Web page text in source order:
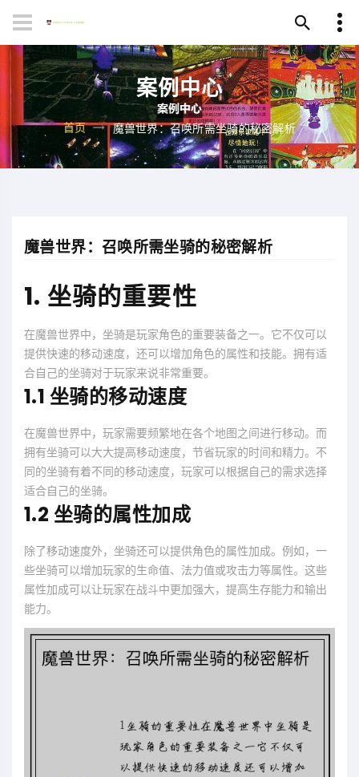
案例中心
首页 魔兽世界：召唤所需坐骑的秘密解析
魔兽世界：召唤所需坐骑的秘密解析
1. 坐骑的重要性
在魔兽世界中，坐骑是玩家角色的重要装备之一。它不仅可以
提供快速的移动速度，还可以增加角色的属性和技能。拥有适
合自己的坐骑对于玩家来说非常重要。
1.1 坐骑的移动速度
在魔兽世界中，玩家需要频繁地在各个地图之间进行移动。而
拥有坐骑可以大大提高移动速度，节省玩家的时间和精力。不
同的坐骑有着不同的移动速度，玩家可以根据自己的需求选择
适合自己的坐骑。
1.2 坐骑的属性加成
除了移动速度外，坐骑还可以提供角色的属性加成。例如，一
些坐骑可以增加玩家的生命值、法力值或攻击力等属性。这些
属性加成可以让玩家在战斗中更加强大，提高生存能力和输出
能力。